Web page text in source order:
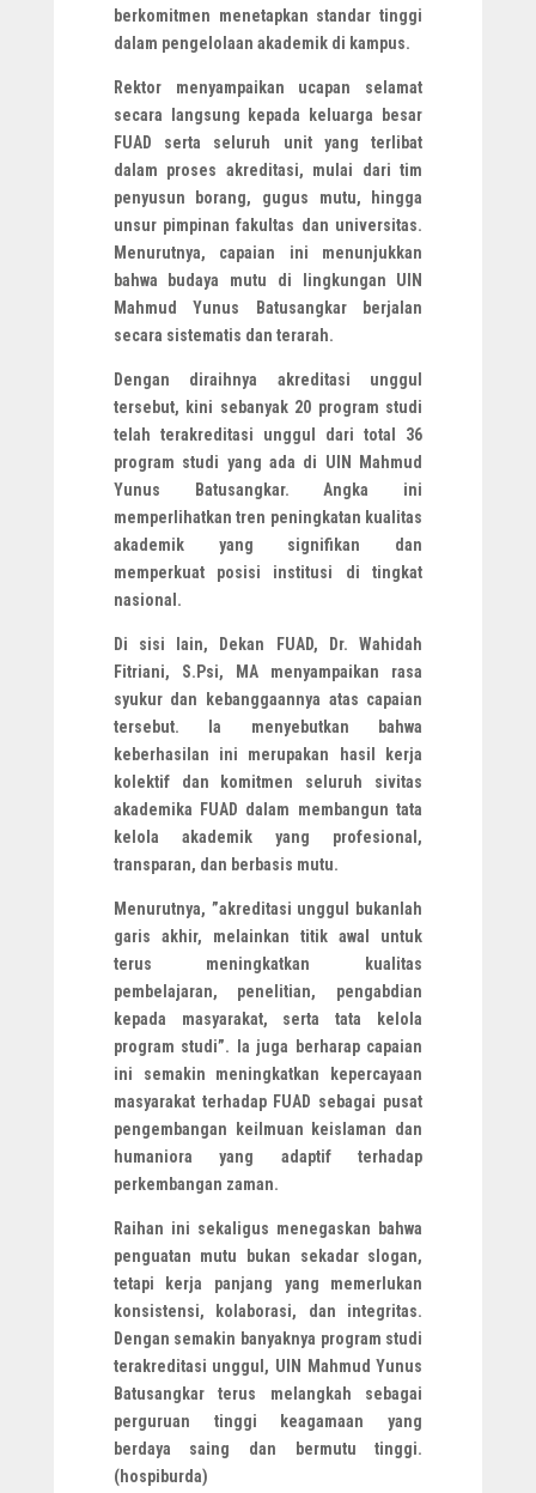
berkomitmen menetapkan standar tinggi
dalam pengelolaan akademik di kampus.
Rektor menyampaikan ucapan selamat
secara langsung kepada keluarga besar
FUAD serta seluruh unit yang terlibat
dalam proses akreditasi, mulai dari tim
penyusun borang, gugus mutu, hingga
unsur pimpinan fakultas dan universitas.
Menurutnya, capaian ini menunjukkan
bahwa budaya mutu di lingkungan UIN
Mahmud Yunus Batusangkar berjalan
secara sistematis dan terarah.
Dengan diraihnya akreditasi unggul
tersebut, kini sebanyak 20 program studi
telah terakreditasi unggul dari total 36
program studi yang ada di UIN Mahmud
Yunus Batusangkar. Angka ini
memperlihatkan tren peningkatan kualitas
akademik yang signifikan dan
memperkuat posisi institusi di tingkat
nasional.
Di sisi lain, Dekan FUAD, Dr. Wahidah
Fitriani, S.Psi, MA menyampaikan rasa
syukur dan kebanggaannya atas capaian
tersebut. Ia menyebutkan bahwa
keberhasilan ini merupakan hasil kerja
kolektif dan komitmen seluruh sivitas
akademika FUAD dalam membangun tata
kelola akademik yang profesional,
transparan, dan berbasis mutu.
Menurutnya, ”akreditasi unggul bukanlah
garis akhir, melainkan titik awal untuk
terus meningkatkan kualitas
pembelajaran, penelitian, pengabdian
kepada masyarakat, serta tata kelola
program studi”. Ia juga berharap capaian
ini semakin meningkatkan kepercayaan
masyarakat terhadap FUAD sebagai pusat
pengembangan keilmuan keislaman dan
humaniora yang adaptif terhadap
perkembangan zaman.
Raihan ini sekaligus menegaskan bahwa
penguatan mutu bukan sekadar slogan,
tetapi kerja panjang yang memerlukan
konsistensi, kolaborasi, dan integritas.
Dengan semakin banyaknya program studi
terakreditasi unggul, UIN Mahmud Yunus
Batusangkar terus melangkah sebagai
perguruan tinggi keagamaan yang
berdaya saing dan bermutu tinggi.
(hospiburda)